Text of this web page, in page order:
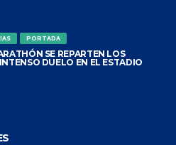
PORTADA
SE REPARTEN LOS
DUELO EN EL ESTADIO